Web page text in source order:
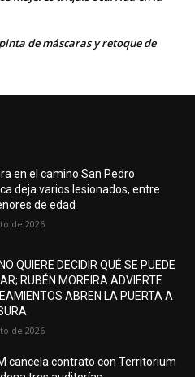
de máscaras y retoque de
en el camino San Pedro
deja varios lesionados, entre
de edad
de 2026
QUIERE DECIDIR QUÉ SE PUEDE
RUBÉN MOREIRA ADVIERTE
ABREN LA PUERTA A
de 2026
cancela contrato con Territorium